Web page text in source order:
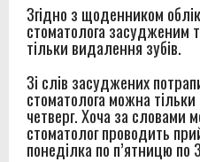
Згідно з щоденником
стоматолога засудженим
тільки видалення зубів.
Зі слів засуджених
стоматолога можна
четверг. Хоча за словами
стоматологпроводить
понеділка по п’ятницю по